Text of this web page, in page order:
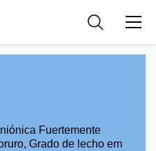
Fuertemente
Grado de lecho em